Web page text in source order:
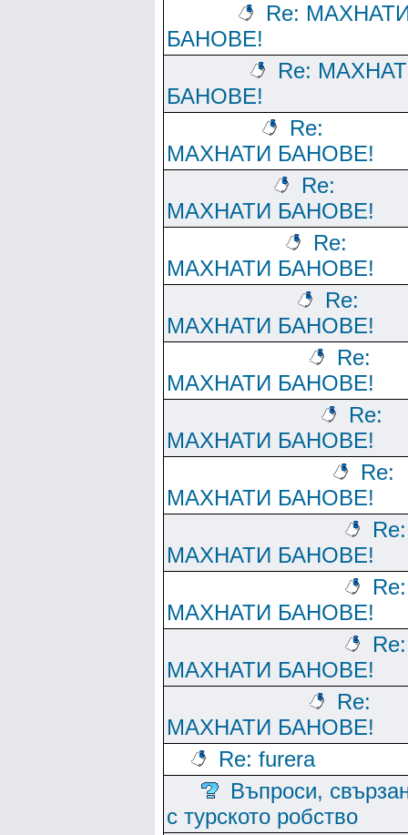
Re:
БАНОВЕ!
Re:
БАНОВЕ!
Re:
МАХНАТИ БАНОВЕ!
Re:
МАХНАТИ БАНОВЕ!
Re:
МАХНАТИ БАНОВЕ!
Re:
МАХНАТИ БАНОВЕ!
Re:
МАХНАТИ БАНОВЕ!
Re:
МАХНАТИ БАНОВЕ!
Re:
МАХНАТИ БАНОВЕ!
Re:
МАХНАТИ БАНОВЕ!
Re:
МАХНАТИ БАНОВЕ!
Re:
МАХНАТИ БАНОВЕ!
Re:
МАХНАТИ БАНОВЕ!
Re: furera
Въпроси,
с турското робство